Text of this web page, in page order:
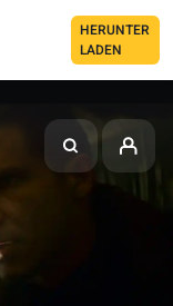
HERUNTER
LADEN